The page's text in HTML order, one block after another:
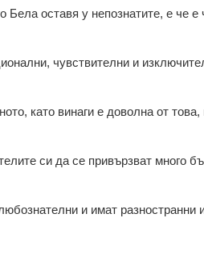
Бела оставя у непознатите, е че
чувствителни и
като винаги е доволна от това,
си да се привързват много
и имат разностранни